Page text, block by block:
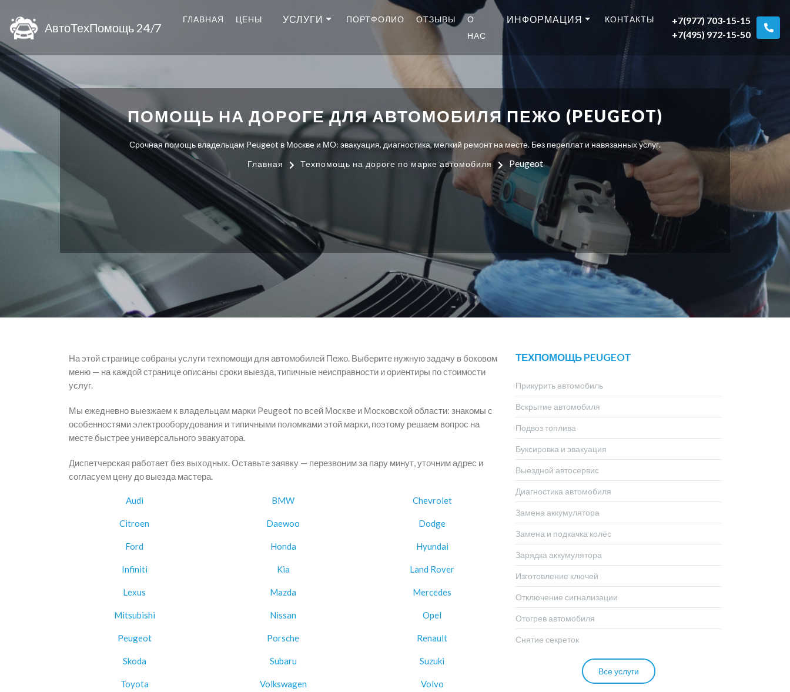
АвтоТехПомощь 24/7
ГЛАВНАЯ ЦЕНЫ УСЛУГИ ПОРТФОЛИО ОТЗЫВЫ
О
НАС
ИНФОРМАЦИЯ КОНТАКТЫ
+7(977) 703-15-15
+7(495) 972-15-50
ПОМОЩЬ НА ДОРОГЕ ДЛЯ АВТОМОБИЛЯ ПЕЖО (PEUGEOT)
Срочная помощь владельцам Peugeot в Москве и МО: эвакуация, диагностика, мелкий ремонт на месте. Без переплат и навязанных услуг.
Главная
Техпомощь на дороге по марке автомобиля Peugeot
На этой странице собраны услуги техпомощи для автомобилей Пежо. Выберите нужную задачу в боковом
меню — на каждой странице описаны сроки выезда, типичные неисправности и ориентиры по стоимости
услуг.
Мы ежедневно выезжаем к владельцам марки Peugeot по всей Москве и Московской области: знакомы с
особенностями электрооборудования и типичными поломками этой марки, поэтому решаем вопрос на
месте быстрее универсального эвакуатора.
Диспетчерская работает без выходных. Оставьте заявку — перезвоним за пару минут, уточним адрес и
согласуем цену до выезда мастера.
Audi BMW Chevrolet
Citroen Daewoo Dodge
Ford Honda Hyundai
Infiniti Kia Land Rover
Lexus Mazda Mercedes
Mitsubishi Nissan Opel
Peugeot Porsche Renault
Skoda Subaru Suzuki
Toyota Volkswagen Volvo
ТЕХПОМОЩЬ PEUGEOT
Прикурить автомобиль
Вскрытие автомобиля
Подвоз топлива
Буксировка и эвакуация
Выездной автосервис
Диагностика автомобиля
Замена аккумулятора
Замена и подкачка колёс
Зарядка аккумулятора
Изготовление ключей
Отключение сигнализации
Отогрев автомобиля
Снятие секреток
Все услуги